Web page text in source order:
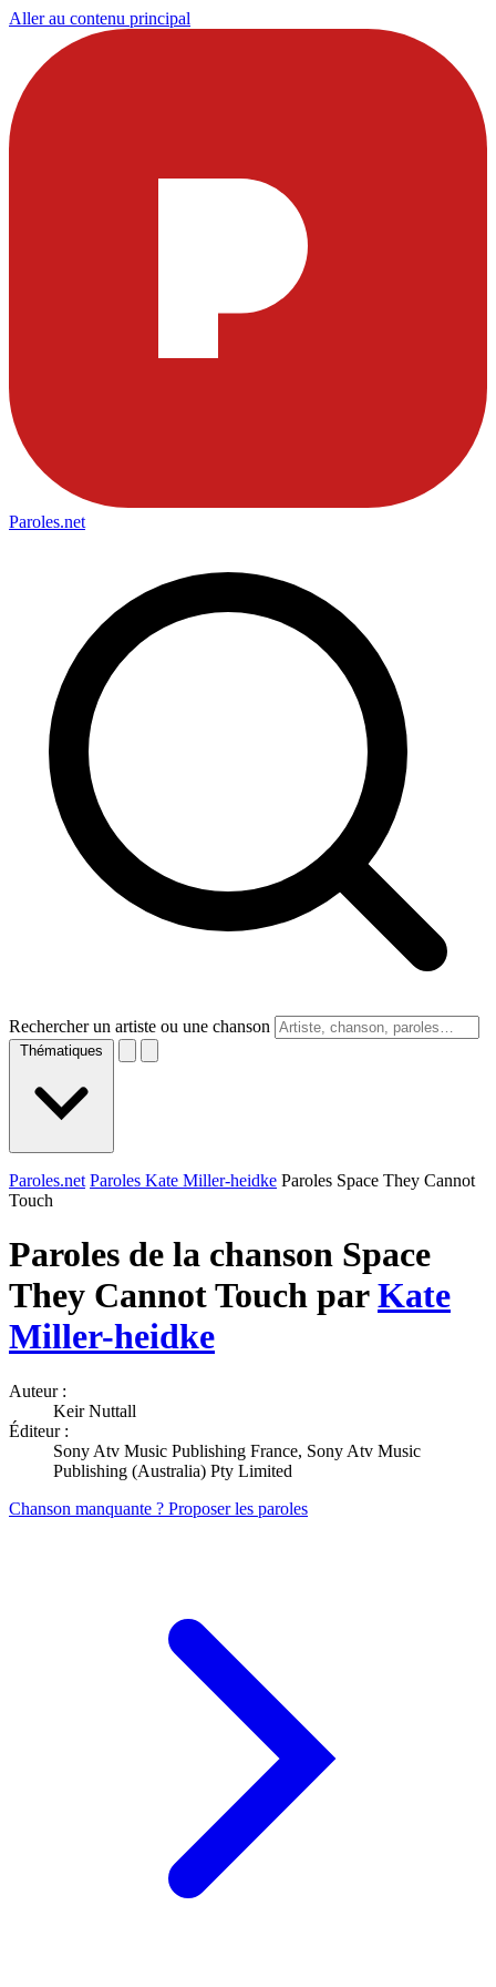
Aller au contenu principal
Paroles.net
Rechercher un artiste ou une chanson
Thématiques
Paroles.net Paroles Kate Miller-heidke Paroles Space They Cannot
Touch
Paroles de la chanson Space
They Cannot Touch parKate
Miller-heidke
Auteur :
Keir Nuttall
Éditeur :
Sony Atv Music Publishing France, Sony Atv Music
Publishing (Australia) Pty Limited
Chanson manquante ? Proposer les paroles